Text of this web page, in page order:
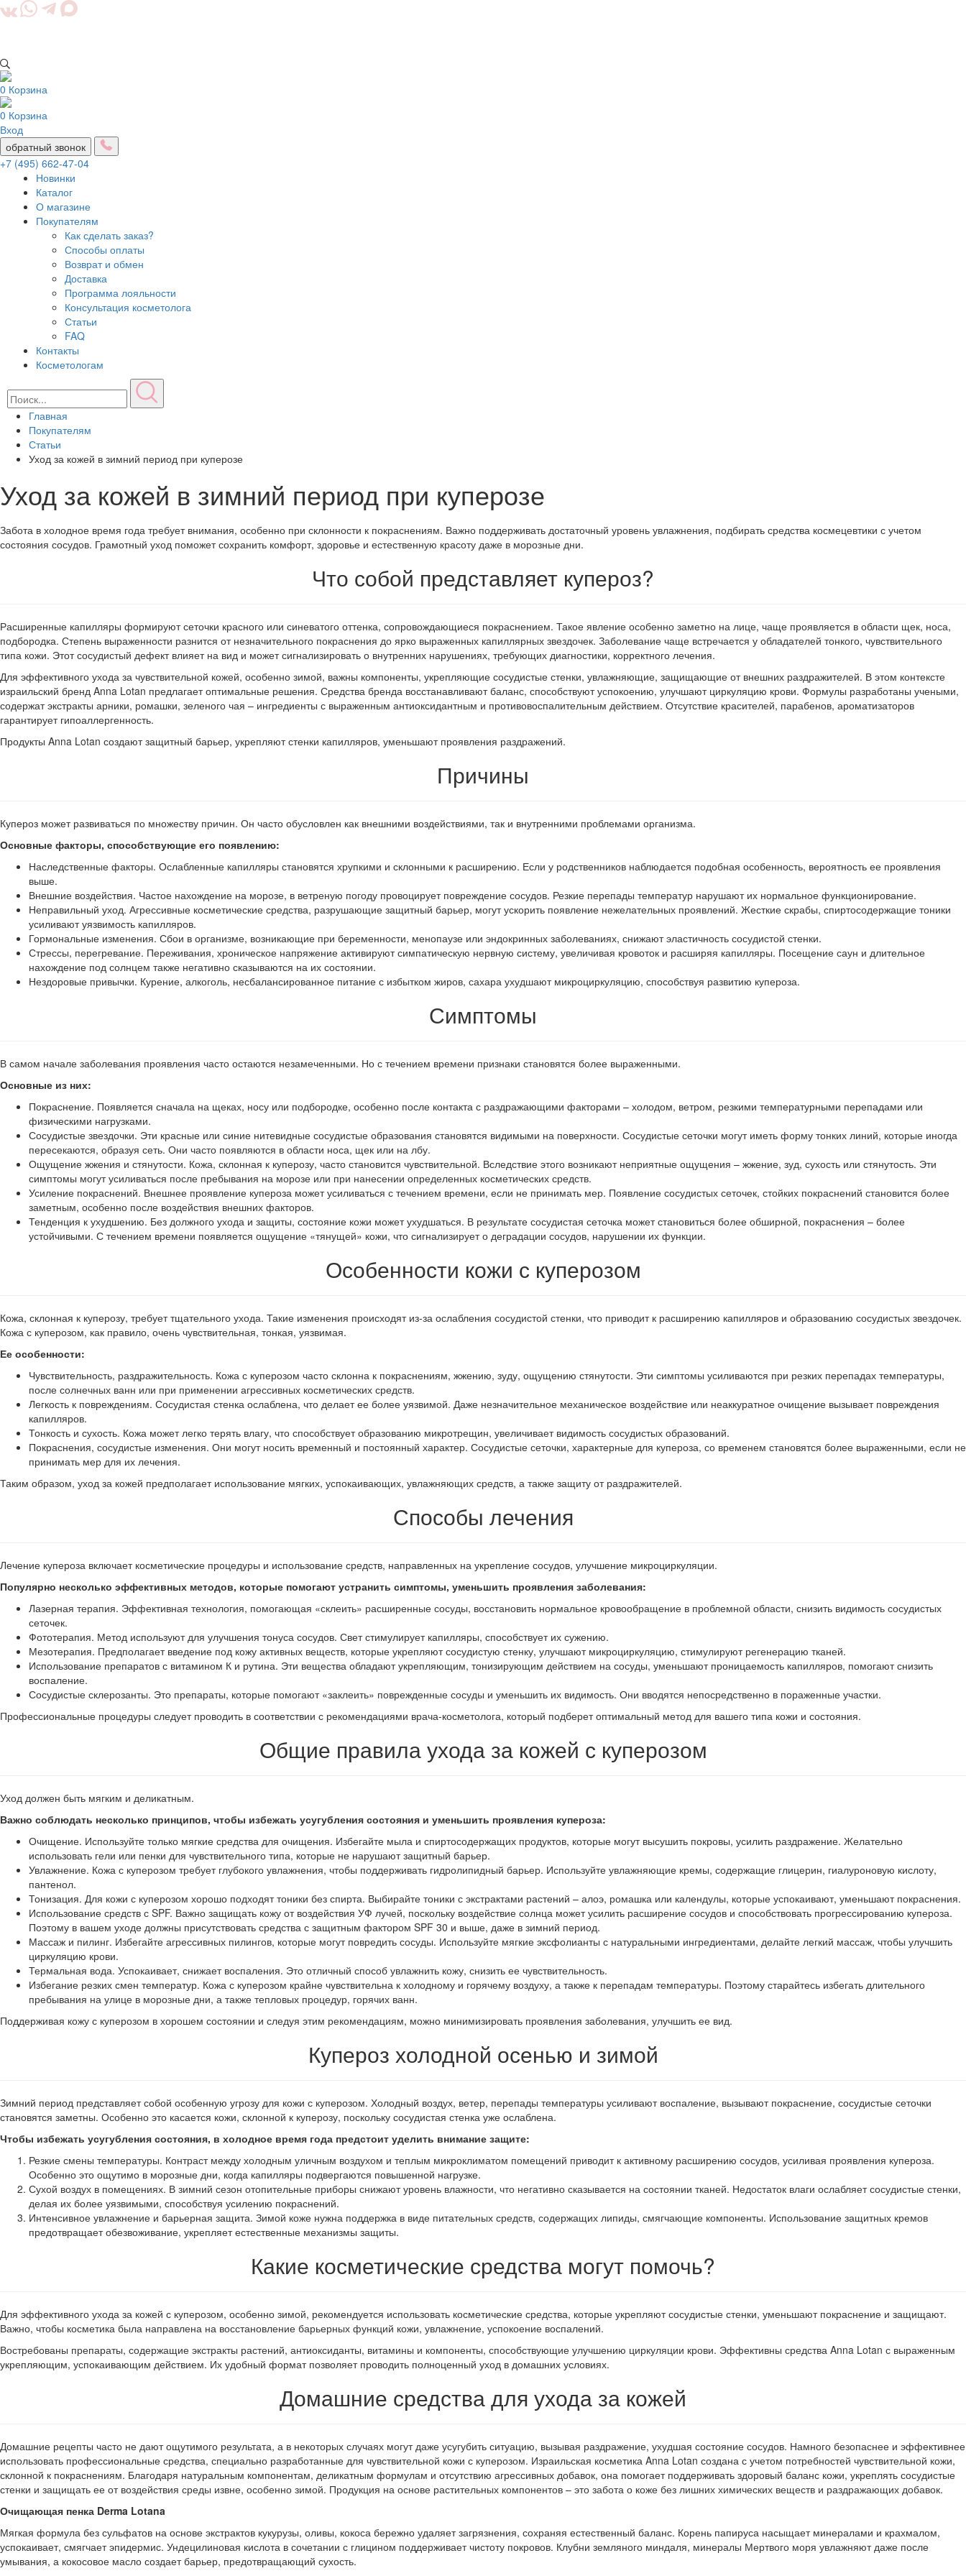
0 Корзина
0 Корзина
Вход
обратный звонок
+7 (495) 662-47-04
Новинки
Каталог
О магазине
Покупателям
Как сделать заказ?
Способы оплаты
Возврат и обмен
Доставка
Программа лояльности
Консультация косметолога
Статьи
FAQ
Контакты
Косметологам
Главная
Покупателям
Статьи
Уход за кожей в зимний период при куперозе
Уход за кожей в зимний период при куперозе
Забота в холодное время года требует внимания, особенно при склонности к покраснениям. Важно поддерживать достаточный уровень увлажнения, подбирать средства космецевтики с учетом
состояния сосудов. Грамотный уход поможет сохранить комфорт, здоровье и естественную красоту даже в морозные дни.
Что собой представляет купероз?
Расширенные капилляры формируют сеточки красного или синеватого оттенка, сопровождающиеся покраснением. Такое явление особенно заметно на лице, чаще проявляется в области щек, носа,
подбородка. Степень выраженности разнится от незначительного покраснения до ярко выраженных капиллярных звездочек. Заболевание чаще встречается у обладателей тонкого, чувствительного
типа кожи. Этот сосудистый дефект влияет на вид и может сигнализировать о внутренних нарушениях, требующих диагностики, корректного лечения.
Для эффективного ухода за чувствительной кожей, особенно зимой, важны компоненты, укрепляющие сосудистые стенки, увлажняющие, защищающие от внешних раздражителей. В этом контексте
израильский бренд Anna Lotan предлагает оптимальные решения. Средства бренда восстанавливают баланс, способствуют успокоению, улучшают циркуляцию крови. Формулы разработаны учеными,
содержат экстракты арники, ромашки, зеленого чая – ингредиенты с выраженным антиоксидантным и противовоспалительным действием. Отсутствие красителей, парабенов, ароматизаторов
гарантирует гипоаллергенность.
Продукты Anna Lotan создают защитный барьер, укрепляют стенки капилляров, уменьшают проявления раздражений.
Причины
Купероз может развиваться по множеству причин. Он часто обусловлен как внешними воздействиями, так и внутренними проблемами организма.
Основные факторы, способствующие его появлению:
Наследственные факторы. Ослабленные капилляры становятся хрупкими и склонными к расширению. Если у родственников наблюдается подобная особенность, вероятность ее проявления
выше.
Внешние воздействия. Частое нахождение на морозе, в ветреную погоду провоцирует повреждение сосудов. Резкие перепады температур нарушают их нормальное функционирование.
Неправильный уход. Агрессивные косметические средства, разрушающие защитный барьер, могут ускорить появление нежелательных проявлений. Жесткие скрабы, спиртосодержащие тоники
усиливают уязвимость капилляров.
Гормональные изменения. Сбои в организме, возникающие при беременности, менопаузе или эндокринных заболеваниях, снижают эластичность сосудистой стенки.
Стрессы, перегревание. Переживания, хроническое напряжение активируют симпатическую нервную систему, увеличивая кровоток и расширяя капилляры. Посещение саун и длительное
нахождение под солнцем также негативно сказываются на их состоянии.
Нездоровые привычки. Курение, алкоголь, несбалансированное питание с избытком жиров, сахара ухудшают микроциркуляцию, способствуя развитию купероза.
Симптомы
В самом начале заболевания проявления часто остаются незамеченными. Но с течением времени признаки становятся более выраженными.
Основные из них:
Покраснение. Появляется сначала на щеках, носу или подбородке, особенно после контакта с раздражающими факторами – холодом, ветром, резкими температурными перепадами или
физическими нагрузками.
Сосудистые звездочки. Эти красные или синие нитевидные сосудистые образования становятся видимыми на поверхности. Сосудистые сеточки могут иметь форму тонких линий, которые иногда
пересекаются, образуя сеть. Они часто появляются в области носа, щек или на лбу.
Ощущение жжения и стянутости. Кожа, склонная к куперозу, часто становится чувствительной. Вследствие этого возникают неприятные ощущения – жжение, зуд, сухость или стянутость. Эти
симптомы могут усиливаться после пребывания на морозе или при нанесении определенных косметических средств.
Усиление покраснений. Внешнее проявление купероза может усиливаться с течением времени, если не принимать мер. Появление сосудистых сеточек, стойких покраснений становится более
заметным, особенно после воздействия внешних факторов.
Тенденция к ухудшению. Без должного ухода и защиты, состояние кожи может ухудшаться. В результате сосудистая сеточка может становиться более обширной, покраснения – более
устойчивыми. С течением времени появляется ощущение «тянущей» кожи, что сигнализирует о деградации сосудов, нарушении их функции.
Особенности кожи с куперозом
Кожа, склонная к куперозу, требует тщательного ухода. Такие изменения происходят из-за ослабления сосудистой стенки, что приводит к расширению капилляров и образованию сосудистых звездочек.
Кожа с куперозом, как правило, очень чувствительная, тонкая, уязвимая.
Ее особенности:
Чувствительность, раздражительность. Кожа с куперозом часто склонна к покраснениям, жжению, зуду, ощущению стянутости. Эти симптомы усиливаются при резких перепадах температуры,
после солнечных ванн или при применении агрессивных косметических средств.
Легкость к повреждениям. Сосудистая стенка ослаблена, что делает ее более уязвимой. Даже незначительное механическое воздействие или неаккуратное очищение вызывает повреждения
капилляров.
Тонкость и сухость. Кожа может легко терять влагу, что способствует образованию микротрещин, увеличивает видимость сосудистых образований.
Покраснения, сосудистые изменения. Они могут носить временный и постоянный характер. Сосудистые сеточки, характерные для купероза, со временем становятся более выраженными, если не
принимать мер для их лечения.
Таким образом, уход за кожей предполагает использование мягких, успокаивающих, увлажняющих средств, а также защиту от раздражителей.
Способы лечения
Лечение купероза включает косметические процедуры и использование средств, направленных на укрепление сосудов, улучшение микроциркуляции.
Популярно несколько эффективных методов, которые помогают устранить симптомы, уменьшить проявления заболевания:
Лазерная терапия. Эффективная технология, помогающая «склеить» расширенные сосуды, восстановить нормальное кровообращение в проблемной области, снизить видимость сосудистых
сеточек.
Фототерапия. Метод используют для улучшения тонуса сосудов. Свет стимулирует капилляры, способствует их сужению.
Мезотерапия. Предполагает введение под кожу активных веществ, которые укрепляют сосудистую стенку, улучшают микроциркуляцию, стимулируют регенерацию тканей.
Использование препаратов с витамином К и рутина. Эти вещества обладают укрепляющим, тонизирующим действием на сосуды, уменьшают проницаемость капилляров, помогают снизить
воспаление.
Сосудистые склерозанты. Это препараты, которые помогают «заклеить» поврежденные сосуды и уменьшить их видимость. Они вводятся непосредственно в пораженные участки.
Профессиональные процедуры следует проводить в соответствии с рекомендациями врача-косметолога, который подберет оптимальный метод для вашего типа кожи и состояния.
Общие правила ухода за кожей с куперозом
Уход должен быть мягким и деликатным.
Важно соблюдать несколько принципов, чтобы избежать усугубления состояния и уменьшить проявления купероза:
Очищение. Используйте только мягкие средства для очищения. Избегайте мыла и спиртосодержащих продуктов, которые могут высушить покровы, усилить раздражение. Желательно
использовать гели или пенки для чувствительного типа, которые не нарушают защитный барьер.
Увлажнение. Кожа с куперозом требует глубокого увлажнения, чтобы поддерживать гидролипидный барьер. Используйте увлажняющие кремы, содержащие глицерин, гиалуроновую кислоту,
пантенол.
Тонизация. Для кожи с куперозом хорошо подходят тоники без спирта. Выбирайте тоники с экстрактами растений – алоэ, ромашка или календулы, которые успокаивают, уменьшают покраснения.
Использование средств с SPF. Важно защищать кожу от воздействия УФ лучей, поскольку воздействие солнца может усилить расширение сосудов и способствовать прогрессированию купероза.
Поэтому в вашем уходе должны присутствовать средства с защитным фактором SPF 30 и выше, даже в зимний период.
Массаж и пилинг. Избегайте агрессивных пилингов, которые могут повредить сосуды. Используйте мягкие эксфолианты с натуральными ингредиентами, делайте легкий массаж, чтобы улучшить
циркуляцию крови.
Термальная вода. Успокаивает, снижает воспаления. Это отличный способ увлажнить кожу, снизить ее чувствительность.
Избегание резких смен температур. Кожа с куперозом крайне чувствительна к холодному и горячему воздуху, а также к перепадам температуры. Поэтому старайтесь избегать длительного
пребывания на улице в морозные дни, а также тепловых процедур, горячих ванн.
Поддерживая кожу с куперозом в хорошем состоянии и следуя этим рекомендациям, можно минимизировать проявления заболевания, улучшить ее вид.
Купероз холодной осенью и зимой
Зимний период представляет собой особенную угрозу для кожи с куперозом. Холодный воздух, ветер, перепады температуры усиливают воспаление, вызывают покраснение, сосудистые сеточки
становятся заметны. Особенно это касается кожи, склонной к куперозу, поскольку сосудистая стенка уже ослаблена.
Чтобы избежать усугубления состояния, в холодное время года предстоит уделить внимание защите:
Резкие смены температуры. Контраст между холодным уличным воздухом и теплым микроклиматом помещений приводит к активному расширению сосудов, усиливая проявления купероза.
Особенно это ощутимо в морозные дни, когда капилляры подвергаются повышенной нагрузке.
Сухой воздух в помещениях. В зимний сезон отопительные приборы снижают уровень влажности, что негативно сказывается на состоянии тканей. Недостаток влаги ослабляет сосудистые стенки,
делая их более уязвимыми, способствуя усилению покраснений.
Интенсивное увлажнение и барьерная защита. Зимой коже нужна поддержка в виде питательных средств, содержащих липиды, смягчающие компоненты. Использование защитных кремов
предотвращает обезвоживание, укрепляет естественные механизмы защиты.
Какие косметические средства могут помочь?
Для эффективного ухода за кожей с куперозом, особенно зимой, рекомендуется использовать косметические средства, которые укрепляют сосудистые стенки, уменьшают покраснение и защищают.
Важно, чтобы косметика была направлена на восстановление барьерных функций кожи, увлажнение, успокоение воспалений.
Востребованы препараты, содержащие экстракты растений, антиоксиданты, витамины и компоненты, способствующие улучшению циркуляции крови. Эффективны средства Anna Lotan с выраженным
укрепляющим, успокаивающим действием. Их удобный формат позволяет проводить полноценный уход в домашних условиях.
Домашние средства для ухода за кожей
Домашние рецепты часто не дают ощутимого результата, а в некоторых случаях могут даже усугубить ситуацию, вызывая раздражение, ухудшая состояние сосудов. Намного безопаснее и эффективнее
использовать профессиональные средства, специально разработанные для чувствительной кожи с куперозом. Израильская косметика Anna Lotan создана с учетом потребностей чувствительной кожи,
склонной к покраснениям. Благодаря натуральным компонентам, деликатным формулам и отсутствию агрессивных добавок, она помогает поддерживать здоровый баланс кожи, укреплять сосудистые
стенки и защищать ее от воздействия среды извне, особенно зимой. Продукция на основе растительных компонентов – это забота о коже без лишних химических веществ и раздражающих добавок.
Очищающая пенка Derma Lotana
Мягкая формула без сульфатов на основе экстрактов кукурузы, оливы, кокоса бережно удаляет загрязнения, сохраняя естественный баланс. Корень папируса насыщает минералами и крахмалом,
успокаивает, смягчает эпидермис. Ундецилиновая кислота в сочетании с глицином поддерживает чистоту покровов. Клубни земляного миндаля, минералы Мертвого моря увлажняют даже после
умывания, а кокосовое масло создает барьер, предотвращающий сухость.